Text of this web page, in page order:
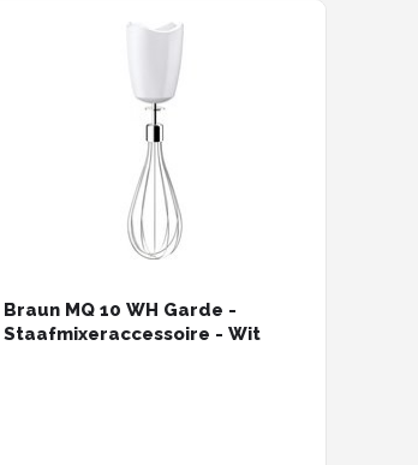
Braun MQ 10 WH Garde -
Staafmixeraccessoire - Wit